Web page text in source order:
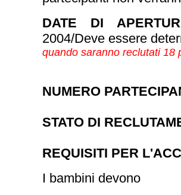
DATE DI
2004/Deve essere
quando saranno reclutati 18
NUMERO
STATO DI
REQUISITI PER
I bambini devono